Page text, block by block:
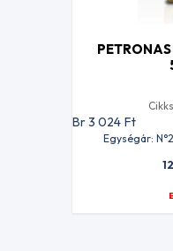
Br 3 024 Ft
Egységár: